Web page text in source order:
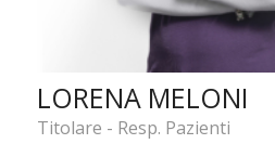
LORENA MELONI
Titolare - Resp. Pazienti